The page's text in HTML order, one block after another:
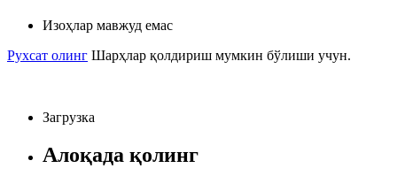
Изоҳлар мавжуд емас
Рухсат олинг Шарҳлар қолдириш мумкин бўлиши учун.
Загрузка
Алоқада қолинг